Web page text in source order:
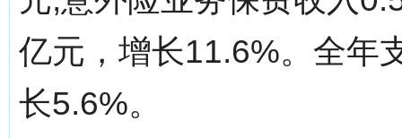
亿元，增长11.6%。全年
长5.6%。